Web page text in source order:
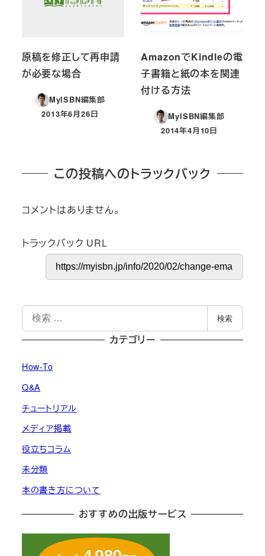
原稿を修正して再申請
が必要な場合
MyISBN編集部
投稿日
2013年6月26日
AmazonでKindleの電
子書籍と紙の本を関連
付ける方法
MyISBN編集部
投稿日
2014年4月10日
この投稿へのトラックバック
コメントはありません。
トラックバック URL
索
検索
カテゴリー
How-To
Q&A
チュートリアル
メディア掲載
役立ちコラム
未分類
本の書き方について
おすすめの出版サービス